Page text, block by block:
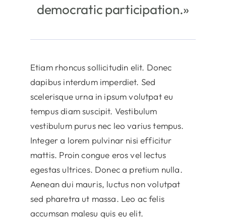
democratic participation.»
Etiam rhoncus sollicitudin elit. Donec
dapibus interdum imperdiet. Sed
scelerisque urna in ipsum volutpat eu
tempus diam suscipit. Vestibulum
vestibulum purus nec leo varius tempus.
Integer a lorem pulvinar nisi efficitur
mattis. Proin congue eros vel lectus
egestas ultrices. Donec a pretium nulla.
Aenean dui mauris, luctus non volutpat
sed pharetra ut massa. Leo ac felis
accumsan malesu quis eu elit.